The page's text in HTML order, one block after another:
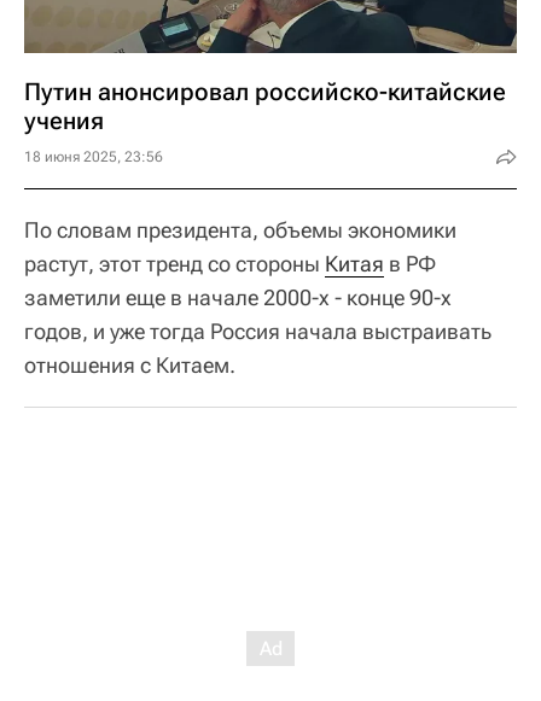
Путин анонсировал российско-китайские
учения
18 июня 2025, 23:56
По словам президента, объемы экономики
растут, этот тренд со стороны Китая в РФ
заметили еще в начале 2000-х - конце 90-х
годов, и уже тогда Россия начала выстраивать
отношения с Китаем.